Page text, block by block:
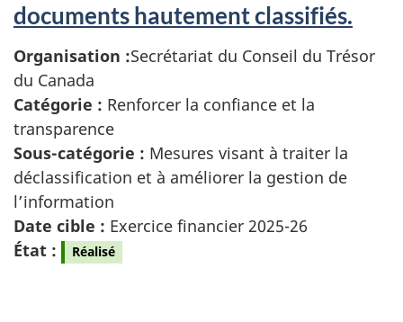
documents hautement classifiés.
Organisation :Secrétariat du Conseil du Trésor
du Canada
Catégorie : Renforcer la confiance et la
transparence
Sous-catégorie : Mesures visant à traiter la
déclassification et à améliorer la gestion de
l’information
Date cible : Exercice financier 2025-26
État :
Réalisé